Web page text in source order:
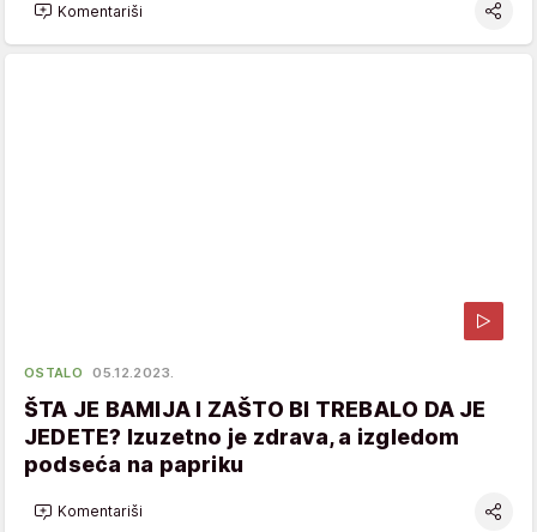
Komentariši
OSTALO 05.12.2023.
ŠTA JE BAMIJA I ZAŠTO BI TREBALO DA JE
JEDETE? Izuzetno je zdrava, a izgledom
podseća na papriku
Komentariši